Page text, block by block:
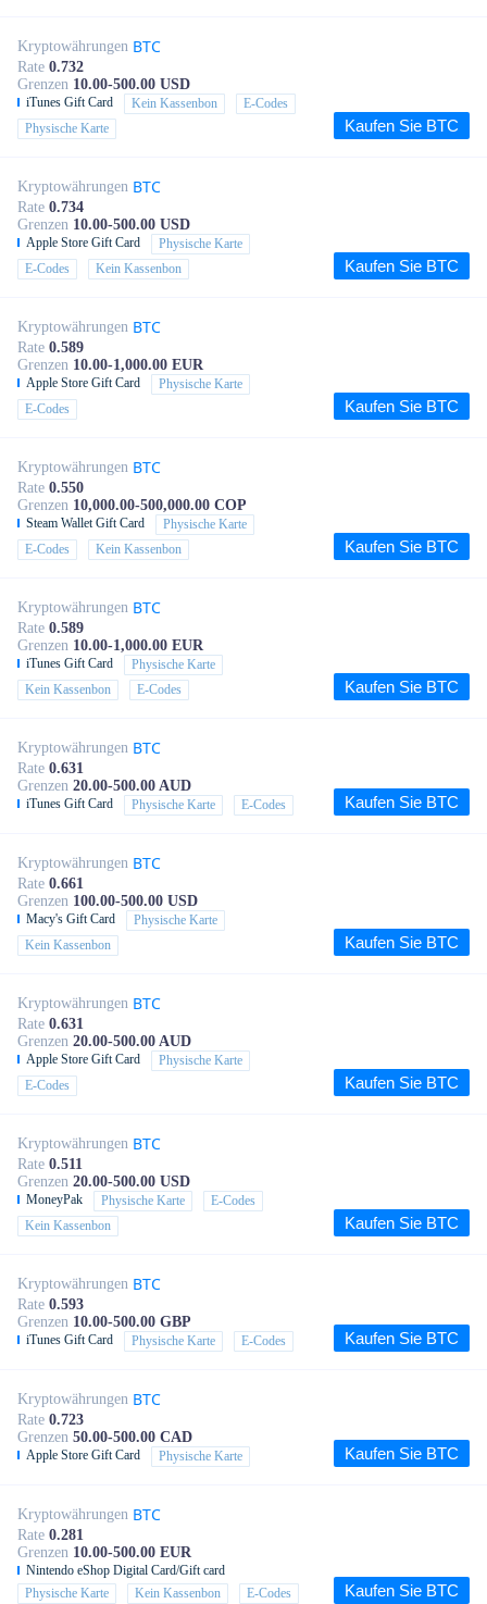
Kryptowährungen BTC
Rate 0.732
Grenzen 10.00-500.00 USD
iTunes Gift Card Kein Kassenbon
E-Codes
Physische Karte
Kaufen Sie BTC
Kryptowährungen BTC
Rate 0.734
Grenzen 10.00-500.00 USD
Apple Store Gift Card
Physische Karte
E-Codes
Kein Kassenbon Kaufen Sie BTC
Kryptowährungen BTC
Rate 0.589
Grenzen 10.00-1,000.00 EUR
Apple Store Gift Card
Physische Karte
E-Codes
Kaufen Sie BTC
Kryptowährungen BTC
Rate 0.550
Grenzen 10,000.00-500,000.00 COP
Steam Wallet Gift Card
Physische Karte
E-Codes
Kein Kassenbon Kaufen Sie BTC
Kryptowährungen BTC
Rate 0.589
Grenzen 10.00-1,000.00 EUR
iTunes Gift Card
Physische Karte
Kein Kassenbon
E-Codes Kaufen Sie BTC
Kryptowährungen BTC
Rate 0.631
Grenzen 20.00-500.00 AUD
iTunes Gift Card Physische Karte E-Codes Kaufen Sie BTC
Kryptowährungen BTC
Rate 0.661
Grenzen 100.00-500.00 USD
Macy's Gift Card
Physische Karte
Kein Kassenbon
Kaufen Sie BTC
Kryptowährungen BTC
Rate 0.631
Grenzen 20.00-500.00 AUD
Apple Store Gift Card
Physische Karte
E-Codes
Kaufen Sie BTC
Kryptowährungen BTC
Rate 0.511
Grenzen 20.00-500.00 USD
MoneyPak Physische Karte
E-Codes
Kein Kassenbon
Kaufen Sie BTC
Kryptowährungen BTC
Rate 0.593
Grenzen 10.00-500.00 GBP
iTunes Gift Card Physische Karte E-Codes Kaufen Sie BTC
Kryptowährungen BTC
Rate 0.723
Grenzen 50.00-500.00 CAD
Apple Store Gift Card Physische Karte Kaufen Sie BTC
Kryptowährungen BTC
Rate 0.281
Grenzen 10.00-500.00 EUR
Nintendo eShop Digital Card/Gift card
Physische Karte
Kein Kassenbon E-Codes Kaufen Sie BTC